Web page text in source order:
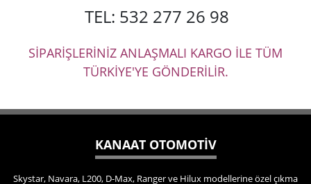
TEL: 532 277 26 98
SİPARİŞLERİNİZ ANLAŞMALI KARGO İLE TÜM
TÜRKİYE'YE GÖNDERİLİR.
KANAAT OTOMOTİV
Skystar, Navara, L200, D-Max, Ranger ve Hilux modellerine özel çıkma